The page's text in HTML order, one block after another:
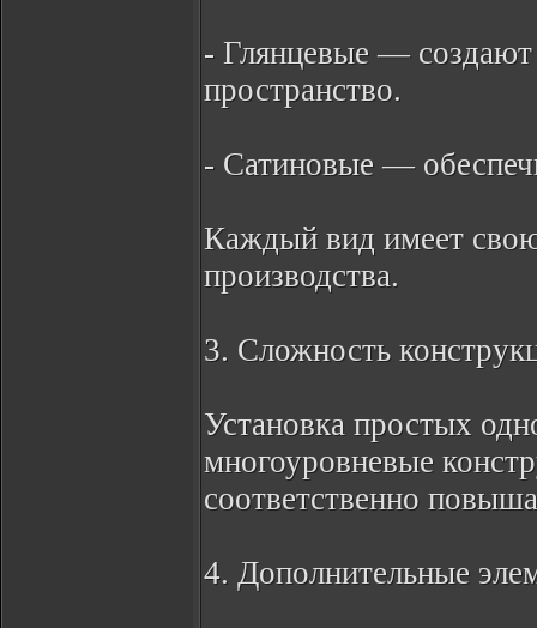
- Глянцевые — создают
пространство.
- Сатиновые —
Каждый вид имеет
производства.
3. Сложность
Установка простых
многоуровневые
соответственно
4. Дополнительные